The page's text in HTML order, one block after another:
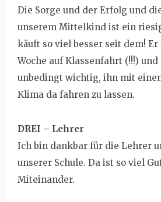
Die Sorge und der Erfolg und
unserem Mittelkind ist ein
käuft so viel besser seit dem!
Woche auf Klassenfahrt (!!!)
unbedingt wichtig, ihn mit
Klima da fahren zu lassen.
DREI – Lehrer
Ich bin dankbar für die Lehrer
unserer Schule. Da ist so viel
Miteinander.